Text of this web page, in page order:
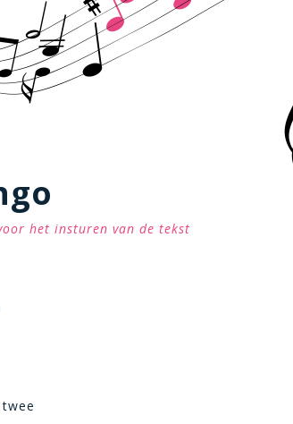
het insturen van de tekst